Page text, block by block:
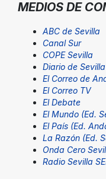
MEDIOS DE
ABC de Sevilla
Canal Sur
COPE Sevilla
Diario de Sevilla
El Correo de
El Correo TV
El Debate
El Mundo (Ed.
El País (Ed.
La Razón (Ed.
Onda Cero
Radio Sevilla